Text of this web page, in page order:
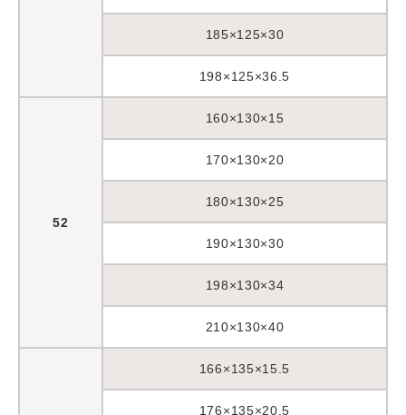
185×125×30
198×125×36.5
52
160×130×15
170×130×20
180×130×25
190×130×30
198×130×34
210×130×40
166×135×15.5
176×135×20.5